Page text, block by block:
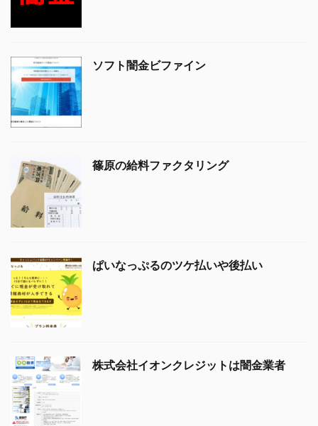
ソフト闇金ビファイン
篠原の給料ファクタリング
ぱいなっぷるのツケ払いや後払い
株式会社イオンクレジットは闇金業者